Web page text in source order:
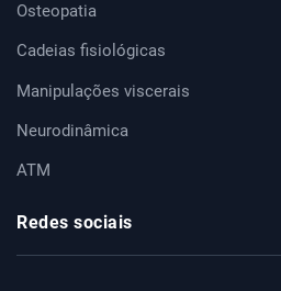
Osteopatia
Cadeias fisiológicas
Manipulações viscerais
Neurodinâmica
ATM
Redes sociais